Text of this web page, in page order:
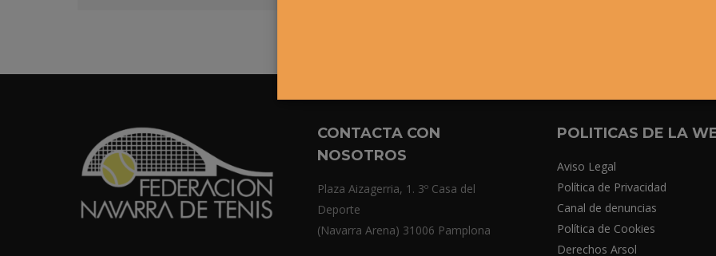
CONTACTA CON
NOSOTROS
Plaza Aizagerria, 1. 3º Casa del
Deporte
(Navarra Arena) 31006 Pamplona
POLITICAS DE LA
Aviso Legal
Política de Privacidad
Canal de denuncias
Política de Cookies
Derechos Arsol